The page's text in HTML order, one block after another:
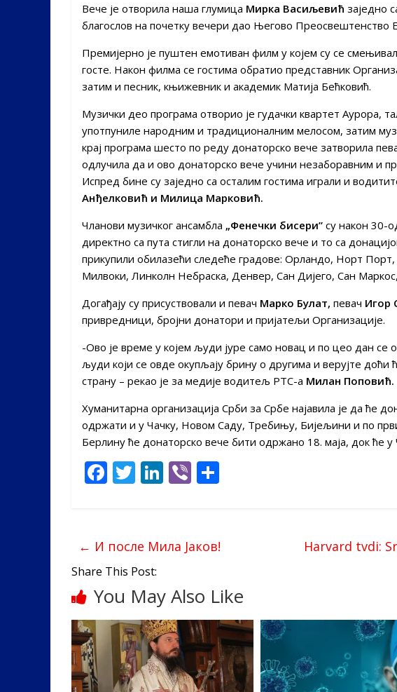
Вече је отворила наша глумица Мирка Васиљeвић заједно
благослов на почетку вечери дао Његово Преосвештенство
Премијерно је пуштен емотиван филм у којем су се
госте. Након филма се гостима обратио представник
затим и песник, књижевник и академик Матија Бећковић.
Музички део програма отворио је гудачки квартет Аурора,
употпуниле народним и традиционалним мелосом, затим
крај програма шесто по реду донаторско вече затворила
одлучила да и ово донаторско вече учини незаборавним и
Испред бине су заједно са осталим гостима играли и
Анђелковић и Милица Марковић.
Чланови музичког ансамбла „Фенечки бисери” су након 30-
директно са пута стигли на донаторско вече и то са
прикупили обилазећи следеће градове: Орландо, Норт
Милвоки, Линколн Небраска, Денвер, Сан Дијего, Сан
Догађају су присуствовали и певач Марко Булат, певач Игор
привредници, бројни донатори и пријатељи Организације.
-Ово је време у којем људи јуре само новац и по цео дан се
људи који се овде окупљају брину о другима и верујте доћи
страну – рекао је за медије водитељ РТС-а Милан Поповић.
Хуманитарна организација Срби за Србе најавила је да ће
одржати и у Чачку, Новом Саду, Требињу, Бијељини и по
Берлину ће донаторско вече бити одржано 18. маја, док ће у
F
ac
b
o
o
k
T
w
er
Li
n
e
dI
n
Vi
b
e
← И после Мила Јаков! Harvard tvdi:
Share This Post:
You May Also Like